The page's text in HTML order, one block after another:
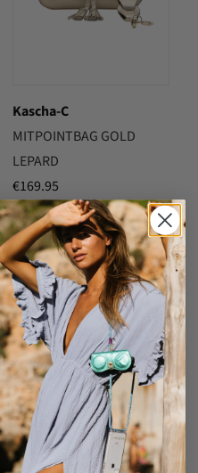
Kascha-C
MITPOINTBAG GOLD
LEPARD
€169.95